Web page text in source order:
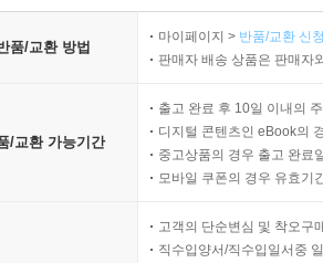
품/교환 방법
마이페이지 > 반품/교환 신
판매자 배송 상품은 판매자
/교환 가능기간
출고 완료 후 10일 이내의
디지털 콘텐츠인 eBook의
중고상품의 경우 출고 완료
모바일 쿠폰의 경우 유효기
고객의 단순변심 및 착오구
직수입양서/직수입일서중